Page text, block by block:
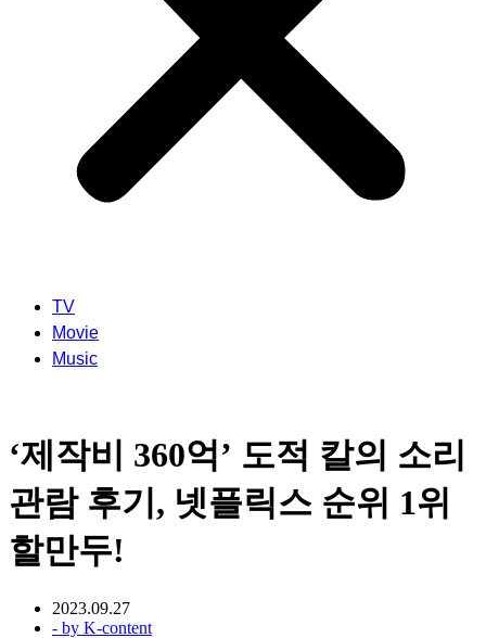
TV
Movie
Music
‘제작비 360억’ 도적 칼의 소리
관람 후기, 넷플릭스 순위 1위
할만두!
2023.09.27
- by K-content